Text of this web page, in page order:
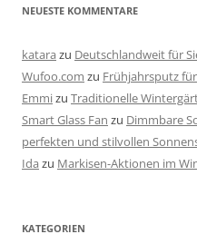
NEUESTE KOMMENTARE
katara zu Deutschlandweit für
Wufoo.com zu Frühjahrsputz
Emmizu Traditionelle
Smart Glass Fan zu Dimmbare
perfekten und stilvollen
Ida zu Markisen-Aktionen im
KATEGORIEN